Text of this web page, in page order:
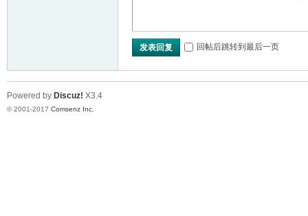
发表回复 回帖后跳转到最后一页
Powered by Discuz! X3.4
© 2001-2017 Comsenz Inc.